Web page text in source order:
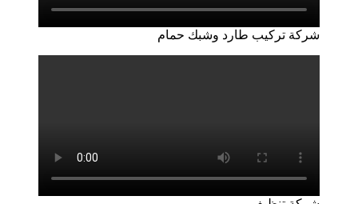
شركة تركيب طارد وشبك حمام